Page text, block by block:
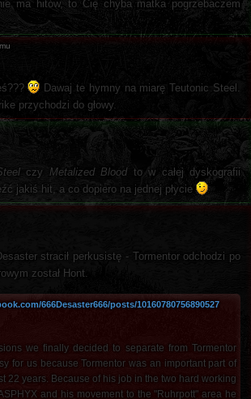
ma hitów, to Cię chyba matka pogrzebaczem
Dawaj te hymny na miarę Teutonic Steel.
przychodzi do głowy.
czy Metalized Bloodto w całej dyskografii
jakiś hit, a co dopiero na jednej płycie
stracił perkusistę - Tormentor odchodzi po
został Hont.
666Desaster666/posts/10160780756890527
we finally decided to separate from Tormentor
for us because Tormentor was an important part of
22 years. Because of his job in the two hard working
and his movement to the "Ruhrpott" area he